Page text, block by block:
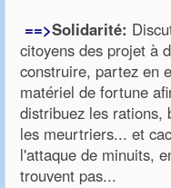
==>Solidarité:
citoyens des projet à
construire, partez en
matériel de fortune
distribuez les rations,
les meurtriers... et
l'attaque de minuits,
trouvent pas...